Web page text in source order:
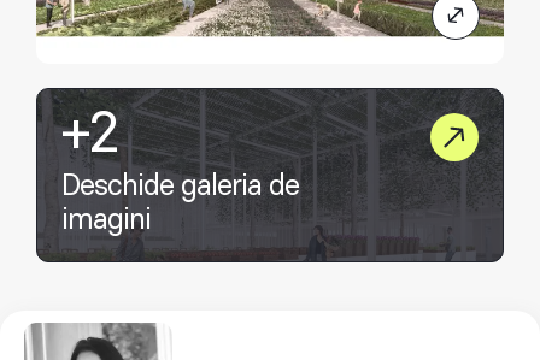
+2
Deschide galeria de
imagini